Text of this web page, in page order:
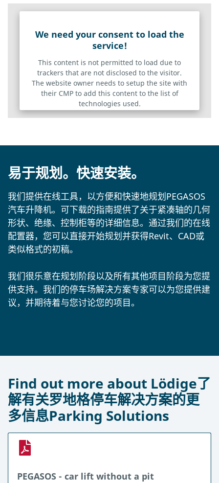
We need your consent to load the
service!
This content is not permitted to load due to
trackers that are not disclosed to the visitor.
The website owner needs to setup the site with
their CMP to add this content to the list of
technologies used.
易于规划。快速安装。
我们提供在线工具，以方便和快速地规划PEGASOS
汽车升降机。可下载的指南提供了关于紧凑轴的几何
形状、绝缘、控制柜等的详细信息。通过我们的在线
配置器，您可以直接开始规划并获得Revit、CAD或
类似格式的初稿。
我们很乐意在规划阶段以及所有其他项目阶段为您提
供支持。我们的停车场解决方案专家可以为您提供建
议，并期待着与您讨论您的项目。
Find out more about Lödige了
解有关罗地格停车解决方案的更
多信息Parking Solutions
PEGASOS - car lift without a pit